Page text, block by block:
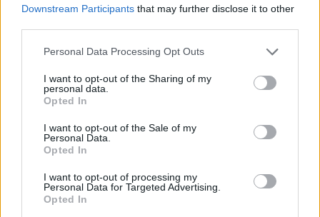
Downstream Participants that may further disclose it to other
Personal Data Processing Opt Outs
I want to opt-out of the Sharing of my
personal data.
Opted In
I want to opt-out of the Sale of my
Personal Data.
Opted In
I want to opt-out of processing my
Personal Data for Targeted Advertising.
Opted In
A ideia da criação de um periódico nesta vila que
advogasse os interesses morais e materiais
em nós predominou e hoje é posta em acção. E
localidade e de pouca dura, todavia não é isso
motivo para nós, que nos achamos possuídos
terra, não avançarmos este passo na vanguarda
do progresso e da civilização, quanto mais
vendo que ela, pelas suas actuais
benefício se tratar.